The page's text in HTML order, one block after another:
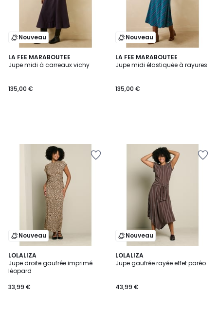
Nouveau
LA FEE MARABOUTEE
Jupe midi à carreaux vichy
135,00 €
Nouveau
LA FEE MARABOUTEE
Jupe midi élastiquée à rayures
135,00 €
Nouveau
LOLALIZA
Jupe droite gaufrée imprimé
léopard
33,99 €
Nouveau
LOLALIZA
Jupe gaufrée rayée effet paréo
43,99 €